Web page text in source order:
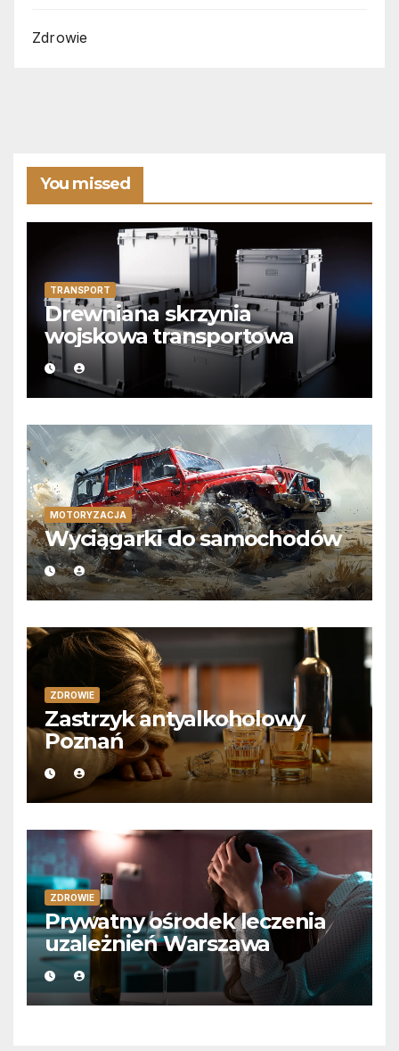
Zdrowie
You missed
TRANSPORT
Drewniana skrzynia
wojskowa transportowa
MOTORYZACJA
Wyciągarki do samochodów
ZDROWIE
Zastrzyk antyalkoholowy
Poznań
ZDROWIE
Prywatny ośrodek leczenia
uzależnień Warszawa